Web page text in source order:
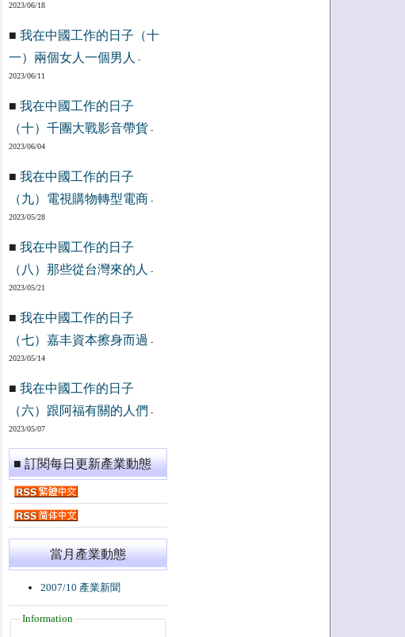
2023/06/18
■ 我在中國工作的日子（十
一）兩個女人一個男人
-
2023/06/11
■ 我在中國工作的日子
（十）千團大戰影音帶貨 -
2023/06/04
■ 我在中國工作的日子
（九）電視購物轉型電商 -
2023/05/28
■ 我在中國工作的日子
（八）那些從台灣來的人
-
2023/05/21
■ 我在中國工作的日子
（七）嘉丰資本擦身而過 -
2023/05/14
■ 我在中國工作的日子
（六）跟阿福有關的人們 -
2023/05/07
■ 訂閱每日更新產業動態
當月產業動態
2007/10 產業新聞
Information